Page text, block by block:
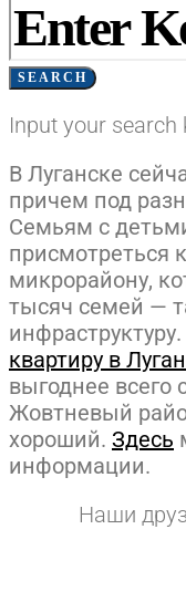
SEARCH
Input your search
В Луганске
причем под
Семьям с
присмотреться
микрорайону,
тысяч семей —
квартиру в
выгоднее всего
Жовтневый
хороший. Здесь
информации.
Наши